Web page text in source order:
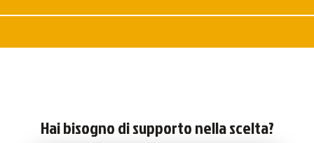
Hai bisogno di supporto nella scelta?